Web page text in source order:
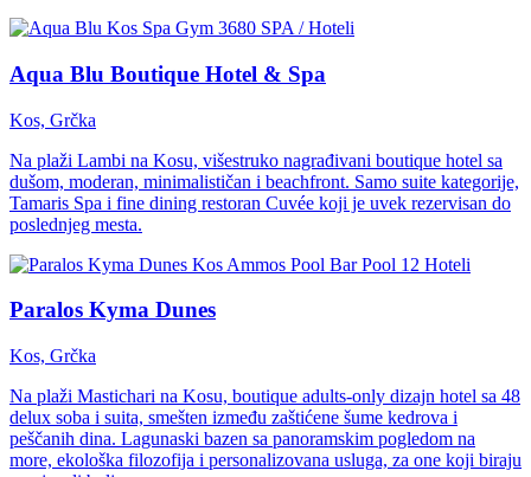
SPA / Hoteli
Aqua Blu Boutique Hotel & Spa
Kos, Grčka
Na plaži Lambi na Kosu, višestruko nagrađivani boutique hotel sa
dušom, moderan, minimalističan i beachfront. Samo suite kategorije,
Tamaris Spa i fine dining restoran Cuvée koji je uvek rezervisan do
poslednjeg mesta.
Hoteli
Paralos Kyma Dunes
Kos, Grčka
Na plaži Mastichari na Kosu, boutique adults-only dizajn hotel sa 48
delux soba i suita, smešten između zaštićene šume kedrova i
peščanih dina. Lagunaski bazen sa panoramskim pogledom na
more, ekološka filozofija i personalizovana usluga, za one koji biraju